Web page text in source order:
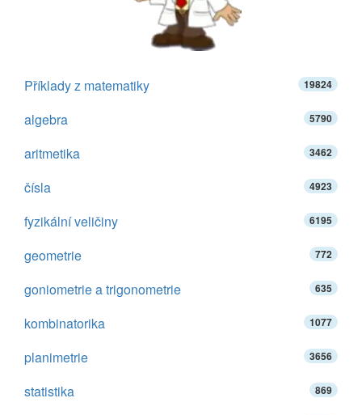
Příklady z matematiky 19824
algebra 5790
aritmetika 3462
čísla 4923
fyzikální veličiny 6195
geometrie 772
goniometrie a trigonometrie 635
kombinatorika 1077
planimetrie 3656
statistika 869